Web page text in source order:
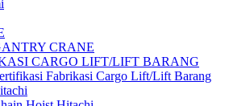
CRANE
CARGO LIFT/LIFT BARANG
Fabrikasi Cargo Lift/Lift Barang